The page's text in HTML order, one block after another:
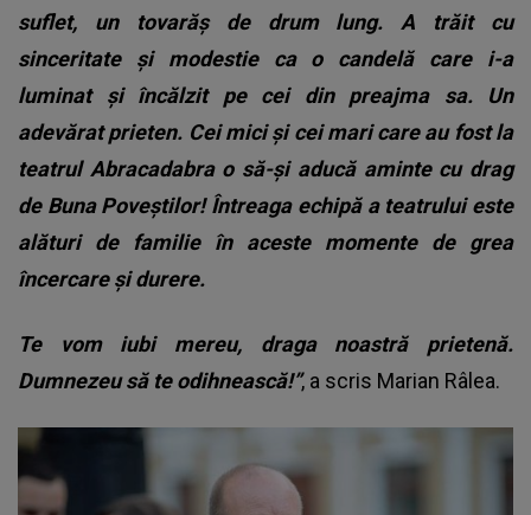
suflet, un tovarăș de drum lung. A trăit cu
sinceritate și modestie ca o candelă care i-a
luminat și încălzit pe cei din preajma sa. Un
adevărat prieten. Cei mici și cei mari care au fost la
teatrul Abracadabra o să-și aducă aminte cu drag
de Buna Poveștilor! Întreaga echipă a teatrului este
alături de familie în aceste momente de grea
încercare și durere.
Te vom iubi mereu, draga noastră prietenă.
Dumnezeu să te odihnească!”, a scris Marian Râlea.